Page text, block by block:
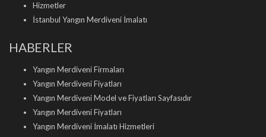
Hizmetler
İstanbul Yangın Merdiveni İmalatı
HABERLER
Yangın Merdiveni Firmaları
Yangın Merdiveni Fiyatları
Yangın Merdiveni Model ve Fiyatları Sayfasıdır
Yangın Merdiveni Fiyatları
Yangın Merdiveni İmalatı Hizmetleri